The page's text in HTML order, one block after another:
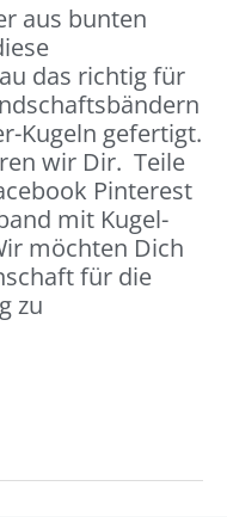
aus bunten
das richtig für
Kugeln gefertigt.
wir Dir. Teile
Pinterest
mit Kugel-
möchten Dich
für die
zu